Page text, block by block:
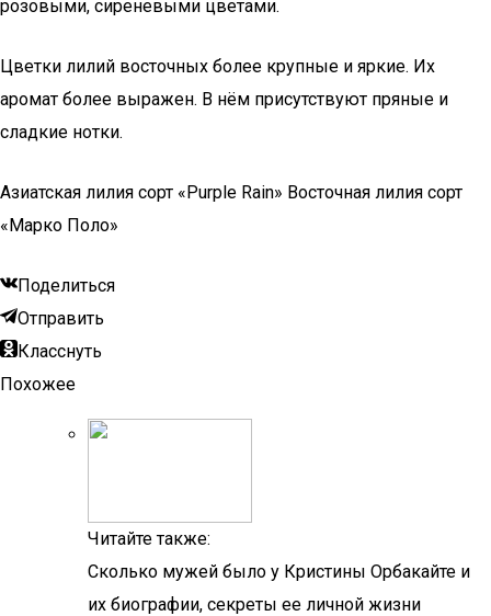
розовыми, сиреневыми цветами.
Цветки лилий восточных более крупные и яркие. Их
аромат более выражен. В нём присутствуют пряные и
сладкие нотки.
Азиатская лилия сорт «Purple Rain» Восточная лилия сорт
«Марко Поло»
Поделиться
Отправить
Класснуть
Похожее
Читайте также:
Сколько мужей было у Кристины Орбакайте и
их биографии, секреты ее личной жизни